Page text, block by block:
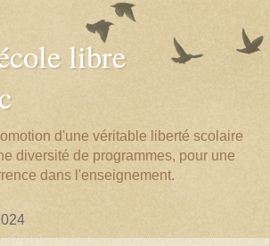
libre
d'une véritable liberté scolaire
diversité de programmes, pour une
dans l'enseignement.